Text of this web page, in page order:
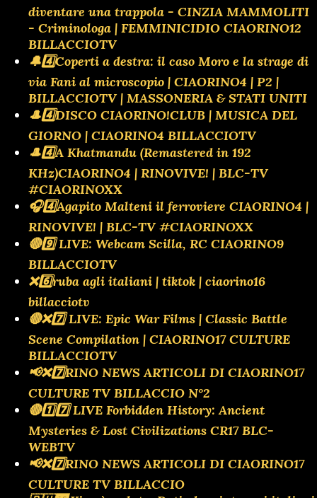
diventare una trappola - CINZIA MAMMOLITI
- Criminologa | FEMMINICIDIO CIAORINO12
BILLACCIOTV
🔔4️⃣Coperti a destra: il caso Moro e la strage di
via Fani al microscopio | CIAORINO4 | P2 |
BILLACCIOTV | MASSONERIA & STATI UNITI
🎩4️⃣DISCO CIAORINO!CLUB | MUSICA DEL
GIORNO | CIAORINO4 BILLACCIOTV
🎩4️⃣A Khatmandu (Remastered in 192
KHz)CIAORINO4 | RINOVIVE! | BLC-TV
#CIAORINOXX
🎧4️⃣Agapito Malteni il ferroviere CIAORINO4 |
RINOVIVE! | BLC-TV #CIAORINOXX
🔴9️⃣ LIVE: Webcam Scilla, RC CIAORINO9
BILLACCIOTV
❌️6️⃣ruba agli italiani | tiktok | ciaorino16
billacciotv
🔴❌️7️⃣ LIVE: Epic War Films | Classic Battle
Scene Compilation | CIAORINO17 CULTURE
BILLACCIOTV
📢❌️7️⃣RINO NEWS ARTICOLI DI CIAORINO17
CULTURE TV BILLACCIO N°2
🔴1️⃣7️⃣ LIVE Forbidden History: Ancient
Mysteries & Lost Civilizations CR17 BLC-
WEBTV
📢❌️7️⃣RINO NEWS ARTICOLI DI CIAORINO17
CULTURE TV BILLACCIO